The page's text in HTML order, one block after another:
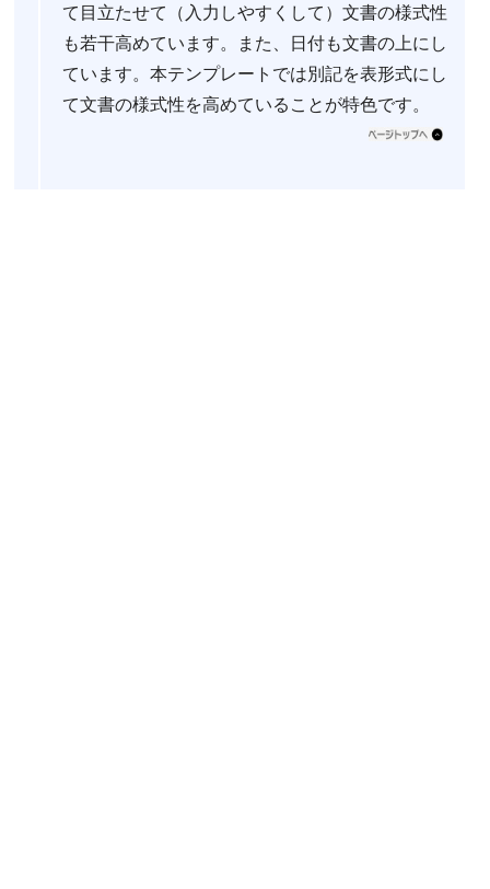
て目立たせて（入力しやすくして）文書の様式性
も若干高めています。また、日付も文書の上にし
ています。本テンプレートでは別記を表形式にし
て文書の様式性を高めていることが特色です。